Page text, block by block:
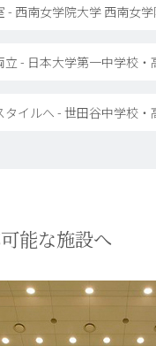
- 西南女学院大学 西南女
- 日本大学第一中学校・
イルへ - 世田谷中学校・
能な施設へ